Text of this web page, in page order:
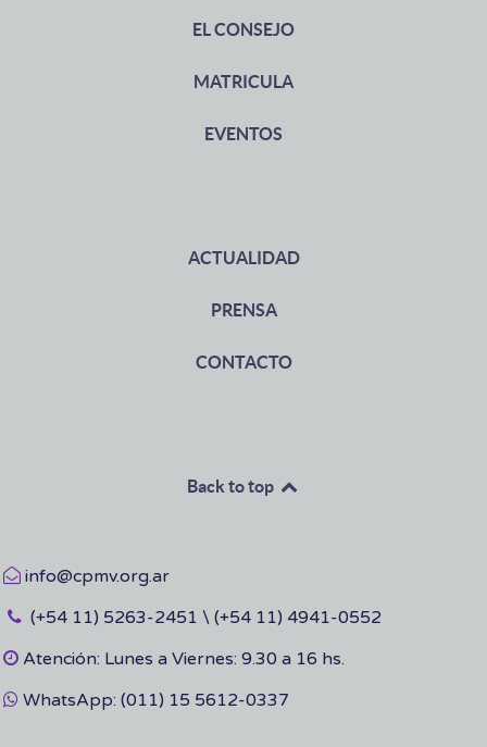
EL CONSEJO
MATRICULA
EVENTOS
ACTUALIDAD
PRENSA
CONTACTO
Back to top
info@cpmv.org.ar
(+54 11) 5263-2451 \ (+54 11) 4941-0552
Atención: Lunes a Viernes: 9.30 a 16 hs.
WhatsApp: (011) 15 5612-0337